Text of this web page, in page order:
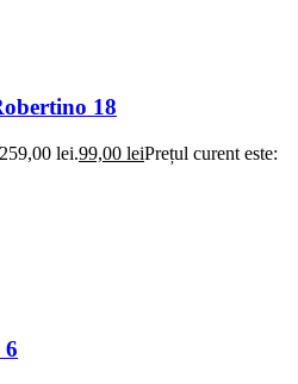
18
lei.99,00 leiPrețul curent este: